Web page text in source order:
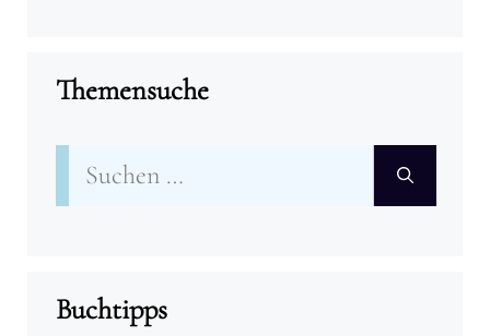
Themensuche
Suchen
nach:
Buchtipps